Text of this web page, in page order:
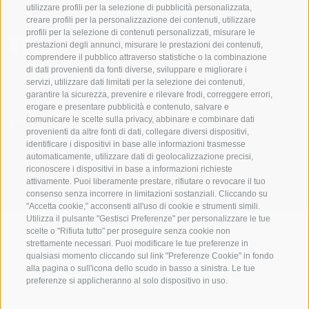
utilizzare profili per la selezione di pubblicità personalizzata,
creare profili per la personalizzazione dei contenuti, utilizzare
profili per la selezione di contenuti personalizzati, misurare le
prestazioni degli annunci, misurare le prestazioni dei contenuti,
comprendere il pubblico attraverso statistiche o la combinazione
di dati provenienti da fonti diverse, sviluppare e migliorare i
servizi, utilizzare dati limitati per la selezione dei contenuti,
garantire la sicurezza, prevenire e rilevare frodi, correggere errori,
erogare e presentare pubblicità e contenuto, salvare e
comunicare le scelte sulla privacy, abbinare e combinare dati
provenienti da altre fonti di dati, collegare diversi dispositivi,
identificare i dispositivi in base alle informazioni trasmesse
automaticamente, utilizzare dati di geolocalizzazione precisi,
riconoscere i dispositivi in base a informazioni richieste
attivamente. Puoi liberamente prestare, rifiutare o revocare il tuo
consenso senza incorrere in limitazioni sostanziali. Cliccando su
"Accetta cookie," acconsenti all'uso di cookie e strumenti simili.
Utilizza il pulsante "Gestisci Preferenze" per personalizzare le tue
scelte o "Rifiuta tutto" per proseguire senza cookie non
strettamente necessari. Puoi modificare le tue preferenze in
qualsiasi momento cliccando sul link "Preferenze Cookie" in fondo
alla pagina o sull'icona dello scudo in basso a sinistra. Le tue
preferenze si applicheranno al solo dispositivo in uso.
Sempre informati e aggiornati!
NEWSLETTER
Alloggi
Hotel
Garni/B&B
Temi
La Regione
Attività
Service
Arrivo